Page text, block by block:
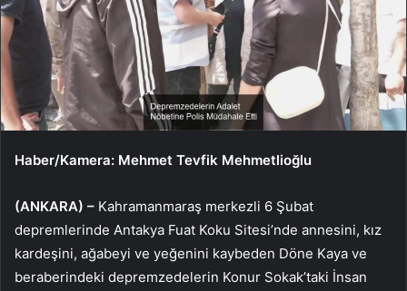
Haber/Kamera: Mehmet Tevfik Mehmetlioğlu
(ANKARA) – Kahramanmaraş merkezli 6 Şubat
depremlerinde Antakya Fuat Koku Sitesi’nde annesini, kız
kardeşini, ağabeyi ve yeğenini kaybeden Döne Kaya ve
beraberindeki depremzedelerin Konur Sokak’taki İnsan